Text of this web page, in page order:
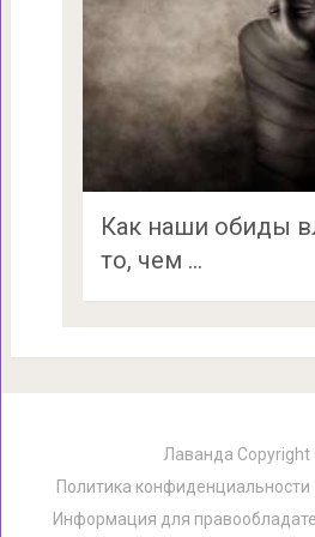
Как наши обиды
то, чем …
Лаванда Copyright
Политика конфиденциальности
Информация для